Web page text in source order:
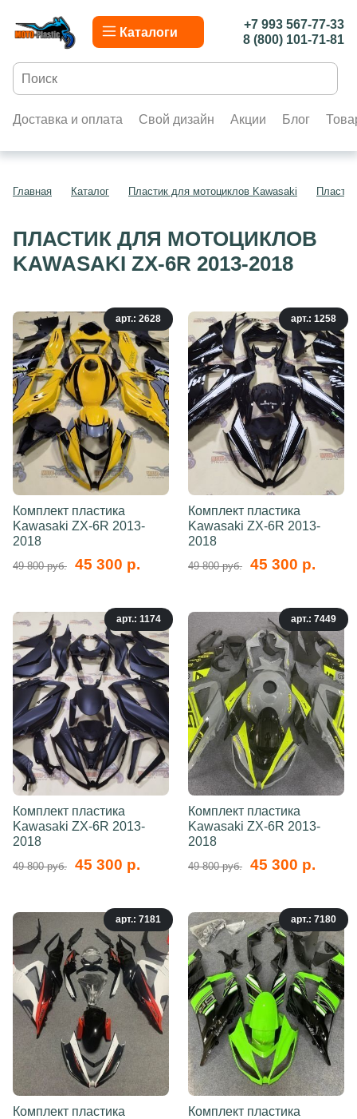
Каталоги
+7 993 567-77-33
8 (800) 101-71-81
Доставка и оплата Свой дизайн Акции Блог
Главная Каталог Пластик для мотоциклов Kawasaki
ПЛАСТИК ДЛЯ МОТОЦИКЛОВ
KAWASAKI ZX-6R 2013-2018
арт.: 2628
Комплект пластика
Kawasaki ZX-6R 2013-
2018
49 800 руб. 45 300 р.
арт.: 1258
Комплект пластика
Kawasaki ZX-6R 2013-
2018
49 800 руб. 45 300 р.
арт.: 1174
Комплект пластика
Kawasaki ZX-6R 2013-
2018
49 800 руб. 45 300 р.
арт.: 7449
Комплект пластика
Kawasaki ZX-6R 2013-
2018
49 800 руб. 45 300 р.
арт.: 7181
Комплект пластика
арт.: 7180
Комплект пластика